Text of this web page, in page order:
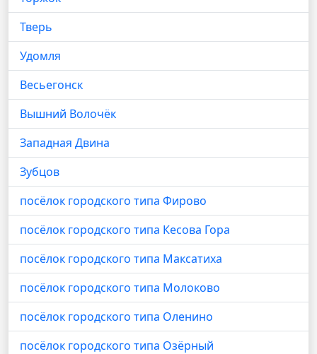
Тверь
Удомля
Весьегонск
Вышний Волочёк
Западная Двина
Зубцов
посёлок городского типа Фирово
посёлок городского типа Кесова Гора
посёлок городского типа Максатиха
посёлок городского типа Молоково
посёлок городского типа Оленино
посёлок городского типа Озёрный